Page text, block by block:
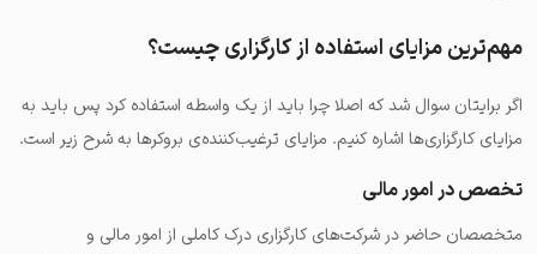
مهم‌ترین مزایای استفاده از کارگزاری چیست؟
اگر برایتان سوال شد که اصلا چرا باید از یک واسطه استفاده کرد پس باید به
مزایای کارگزاری‌ها اشاره کنیم. مزایای ترغیب‌کننده‌ی بروکرها به شرح زیر است.
تخصص در امور مالی
متخصصان حاضر در شرکت‌های کارگزاری درک کاملی از امور مالی و